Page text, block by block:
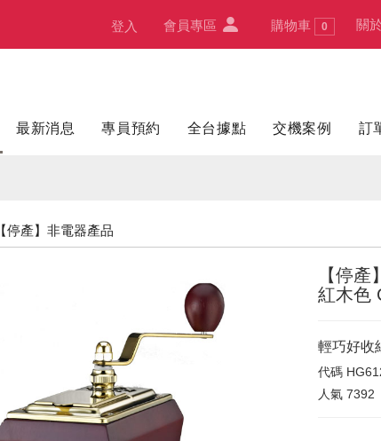
登入 會員專區 購物車 0 關
最新消息 專員預約 全台據點 交機案例 訂
【停產】非電器產品
【停
紅木色
輕巧好收
代碼
人氣 7392